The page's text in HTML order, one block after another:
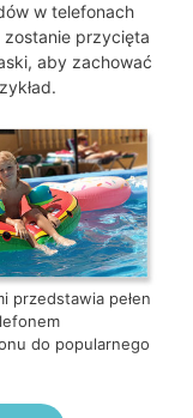
w telefonach
przycięta
aby zachować
przedstawia pełen
do popularnego